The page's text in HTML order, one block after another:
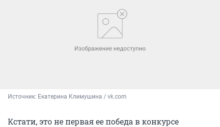
Источник: Екатерина Климушина / vk.com
Кстати, это не первая ее победа в конкурсе